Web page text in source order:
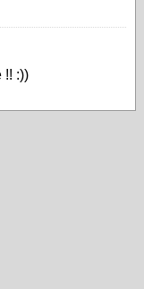
!! :))